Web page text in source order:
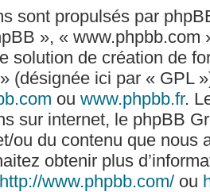
sont propulsés par
», «
solution de création de
» (désignée ici par « GPL
ou www.phpbb.fr.
sur internet, le phpBB
ou du contenu que nous
obtenir plus
http://www.phpbb.com/ ou